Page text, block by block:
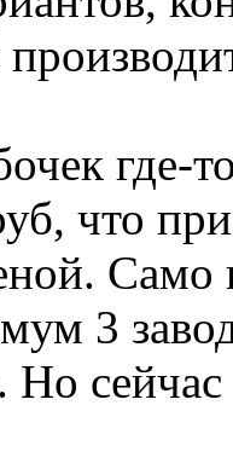
где-
что
Само
3
сейчас